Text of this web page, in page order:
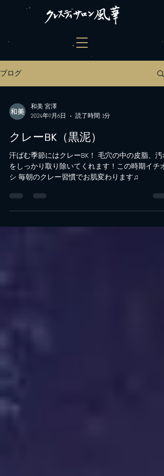
ブログ
和美 宮澤
2024年9月6日
読了時間: 1分
クレーBK（黒泥）
汗ばむ季節にはクレーBK！ 毛穴の中の皮脂、汚
をしっかり取り除いてくれます！この時期イチオ
シ 毎朝のクレー習慣でお肌変わります♫